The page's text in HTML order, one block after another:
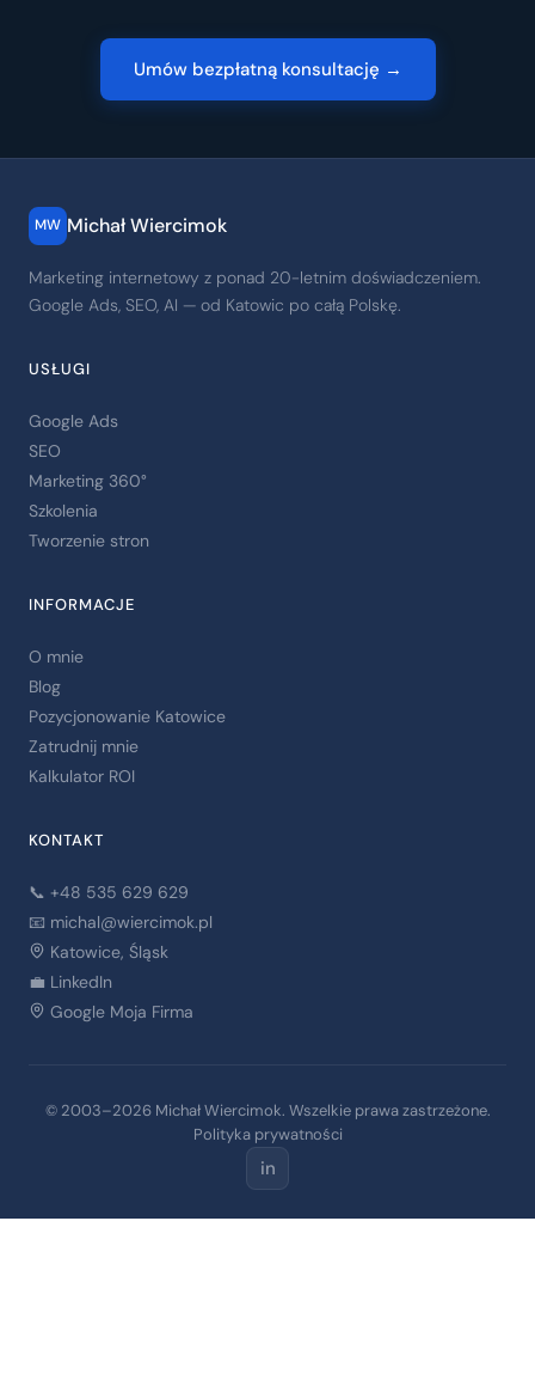
Umów bezpłatną konsultację →
MW Michał Wiercimok
Marketing internetowy z ponad 20-letnim doświadczeniem.
Google Ads, SEO, AI — od Katowic po całą Polskę.
USŁUGI
Google Ads
SEO
Marketing 360°
Szkolenia
Tworzenie stron
INFORMACJE
O mnie
Blog
Pozycjonowanie Katowice
Zatrudnij mnie
Kalkulator ROI
KONTAKT
📞 +48 535 629 629
📧 michal@wiercimok.pl
Katowice, Śląsk
💼 LinkedIn
Google Moja Firma
© 2003–2026 Michał Wiercimok. Wszelkie prawa zastrzeżone.
Polityka prywatności
in